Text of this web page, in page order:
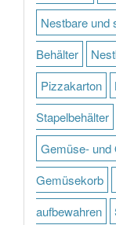
Nestbare und
Behälter
Pizzakarton
Stapelbehälter
Gemüse- und
Gemüsekorb
aufbewahren